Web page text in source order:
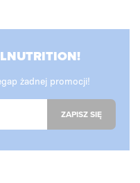
żadnej promocji!
ZAPISZ SIĘ